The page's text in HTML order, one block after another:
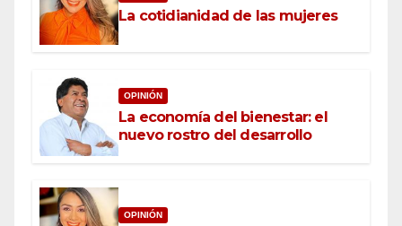
La cotidianidad de las mujeres
OPINIÓN
La economía del bienestar: el
nuevo rostro del desarrollo
OPINIÓN